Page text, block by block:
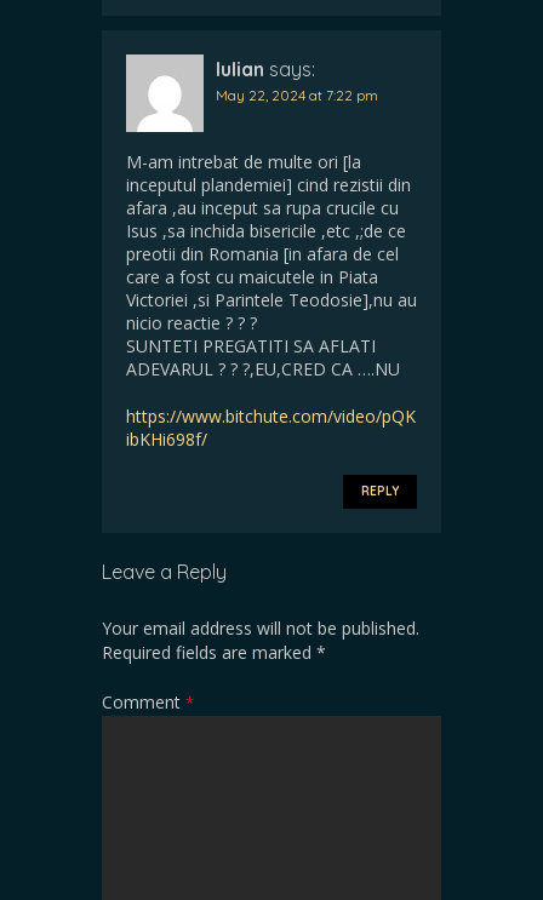
Iulian says:
May 22, 2024 at 7:22 pm
M-am intrebat de multe ori [la
inceputul plandemiei] cind rezistii din
afara ,au inceput sa rupa crucile cu
Isus ,sa inchida bisericile ,etc ,;de ce
preotii din Romania [in afara de cel
care a fost cu maicutele in Piata
Victoriei ,si Parintele Teodosie],nu au
nicio reactie ? ? ?
SUNTETI PREGATITI SA AFLATI
ADEVARUL ? ? ?,EU,CRED CA ….NU
https://www.bitchute.com/video/pQK
ibKHi698f/
REPLY
Leave a Reply
Your email address will not be published.
Required fields are marked *
Comment *